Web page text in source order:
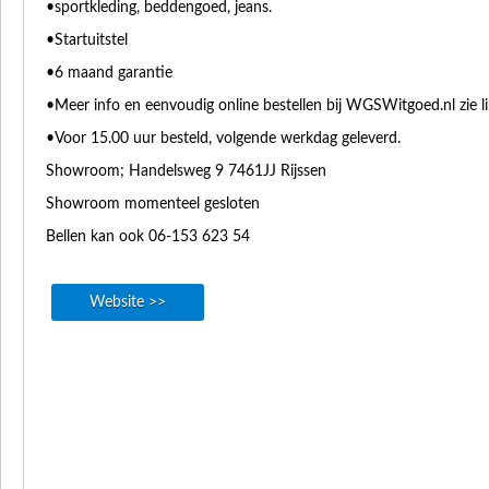
•sportkleding, beddengoed, jeans.
•Startuitstel
•6 maand garantie
•Meer info en eenvoudig online bestellen bij WGSWitgoed.nl zie
•Voor 15.00 uur besteld, volgende werkdag geleverd.
Showroom; Handelsweg 9 7461JJ Rijssen
Showroom momenteel gesloten
Bellen kan ook 06-153 623 54
Website >>